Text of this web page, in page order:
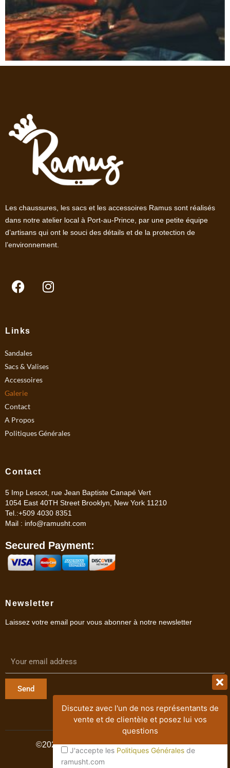
Les chaussures, les sacs et les accessoires Ramus sont réalisés
dans notre atelier local à Port-au-Prince, par une petite équipe
d’artisans qui ont le souci des détails et de la protection de
l’environnement.
F
a
b
o
k
I
n
a
Links
Sandales
Sacs & Valises
Accessoires
Galerie
Contact
A Propos
Politiques Générales
Contact
5 Imp Lescot, rue Jean Baptiste Canapé Vert
1054 East 40TH Street Brooklyn, New York 11210
Tel.:+509 4030 8351
Mail : info@ramusht.com
Secured Payment:
Newsletter
Laissez votre email pour vous abonner à notre newsletter
Send
©2021-2024. Ramus. Tous Droits Réservés
Développement Web & SEO by
Discutez avec l'un de nos représentants de
vente et de clientèle et posez lui vos
questions
J'accepte les Politiques Générales de
ramusht.com